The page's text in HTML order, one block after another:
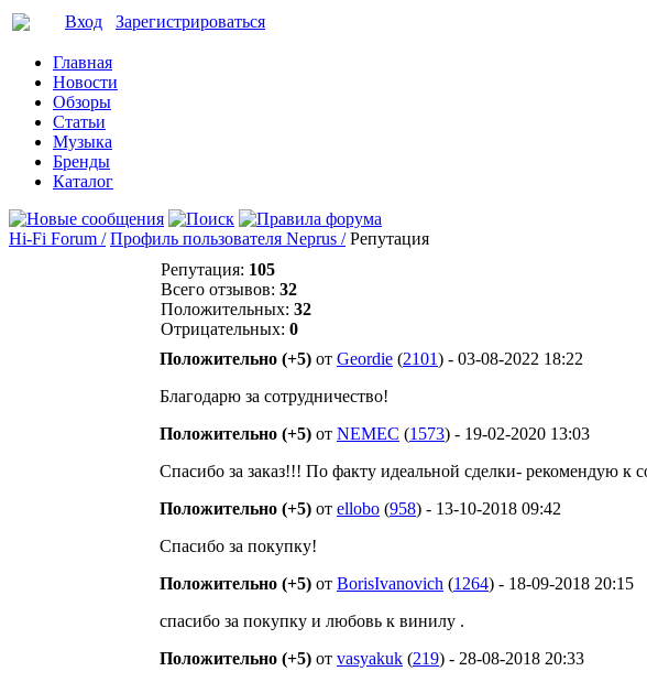
Вход Зарегистрироваться
Главная
Новости
Обзоры
Статьи
Музыка
Бренды
Каталог
Hi-Fi Forum / Профиль пользователя Neprus / Репутация
Репутация: 105
Всего отзывов: 32
Положительных: 32
Отрицательных: 0
Положительно (+5) от Geordie (2101) - 03-08-2022 18:22
Благодарю за сотрудничество!
Положительно (+5) от NEMEC (1573) - 19-02-2020 13:03
Спасибо за заказ!!! По факту идеальной сделки- рекомендую к
Положительно (+5) от ellobo (958) - 13-10-2018 09:42
Спасибо за покупку!
Положительно (+5) от BorisIvanovich (1264) - 18-09-2018 20:15
спасибо за покупку и любовь к винилу .
Положительно (+5) от vasyakuk (219) - 28-08-2018 20:33